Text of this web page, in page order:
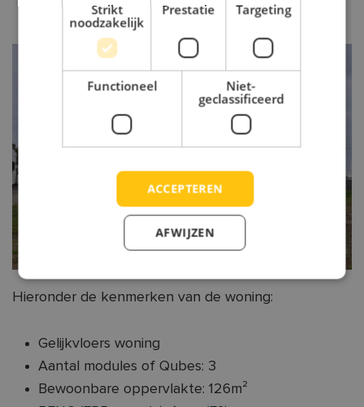
Hieronder de kenmerken van de woning:
Gelijkvloers woning
Aantal modules of Qubes: 3
Bewoonbare oppervlakte: 126m²
Strikt
noodzakelijk
Prestatie Targeting
Functioneel
Niet-
geclassificeerd
ACCEPTEREN
AFWIJZEN